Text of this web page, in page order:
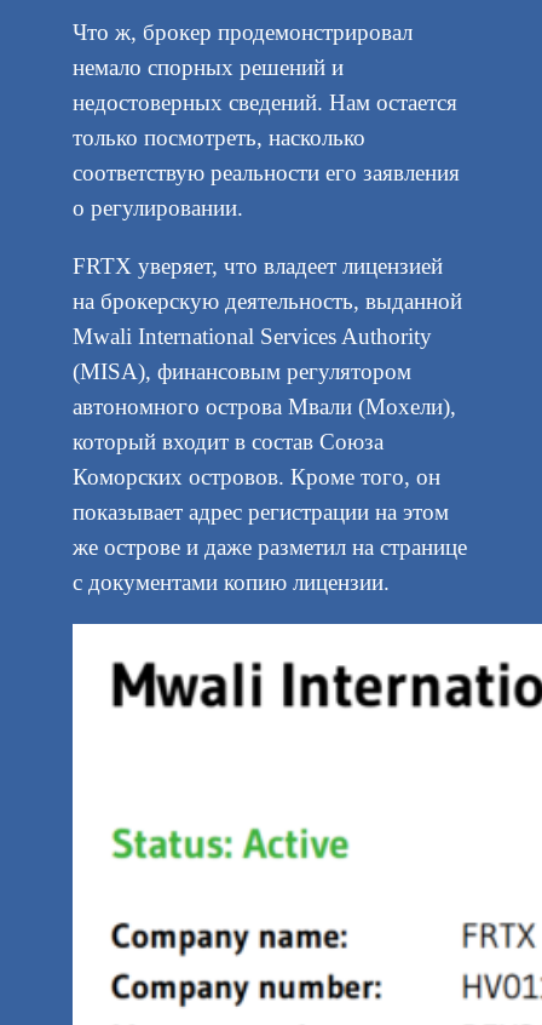
Что ж, брокер продемонстрировал
немало спорных решений и
недостоверных сведений. Нам остается
только посмотреть, насколько
соответствую реальности его заявления
о регулировании.
FRTX уверяет, что владеет лицензией
на брокерскую деятельность, выданной
Mwali International Services Authority
(MISA), финансовым регулятором
автономного острова Мвали (Мохели),
который входит в состав Союза
Коморских островов. Кроме того, он
показывает адрес регистрации на этом
же острове и даже разметил на странице
с документами копию лицензии.